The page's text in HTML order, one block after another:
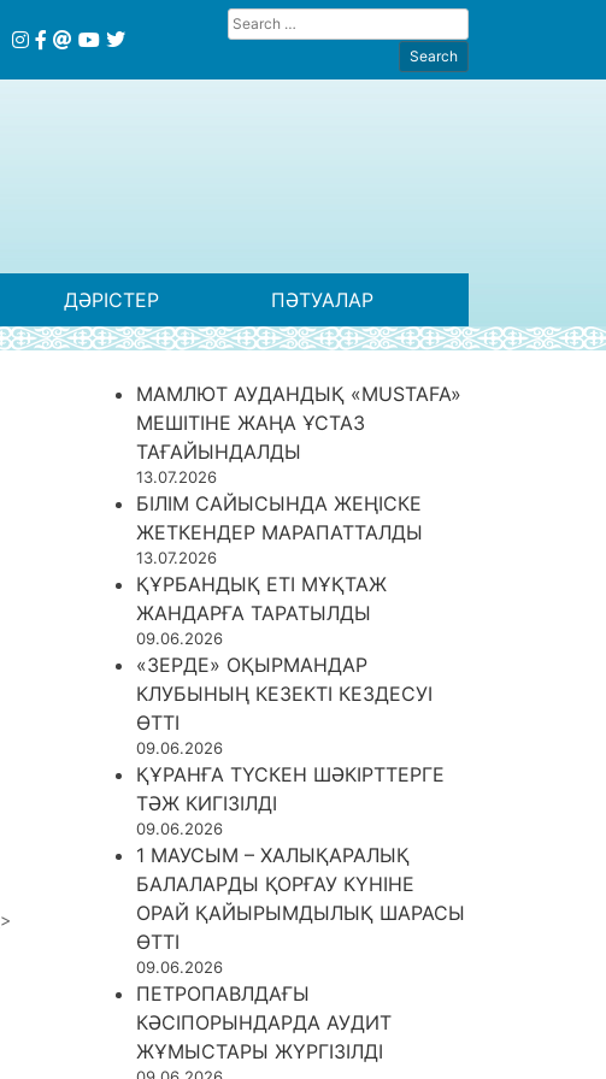
ДӘРІСТЕР ПӘТУАЛАР
МАМЛЮТ АУДАНДЫҚ «MUSTAFA»
МЕШІТІНЕ ЖАҢА ҰСТАЗ
ТАҒАЙЫНДАЛДЫ
13.07.2026
БІЛІМ САЙЫСЫНДА ЖЕҢІСКЕ
ЖЕТКЕНДЕР МАРАПАТТАЛДЫ
13.07.2026
ҚҰРБАНДЫҚ ЕТІ МҰҚТАЖ
ЖАНДАРҒА ТАРАТЫЛДЫ
09.06.2026
«ЗЕРДЕ» ОҚЫРМАНДАР
КЛУБЫНЫҢ КЕЗЕКТІ КЕЗДЕСУІ
ӨТТІ
09.06.2026
ҚҰРАНҒА ТҮСКЕН ШӘКІРТТЕРГЕ
ТӘЖ КИГІЗІЛДІ
09.06.2026
1 МАУСЫМ – ХАЛЫҚАРАЛЫҚ
БАЛАЛАРДЫ ҚОРҒАУ КҮНІНЕ
ОРАЙ ҚАЙЫРЫМДЫЛЫҚ ШАРАСЫ
ӨТТІ
09.06.2026
ПЕТРОПАВЛДАҒЫ
КӘСІПОРЫНДАРДА АУДИТ
ЖҰМЫСТАРЫ ЖҮРГІЗІЛДІ